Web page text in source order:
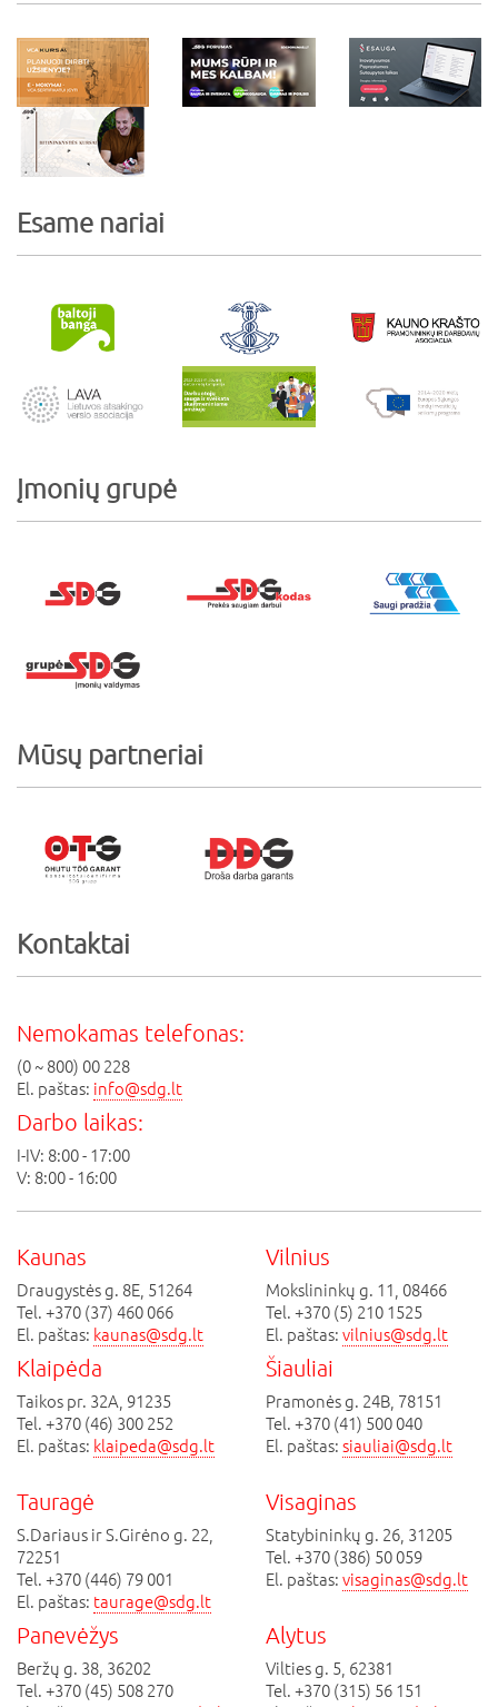
Esame nariai
Įmonių grupė
Mūsų partneriai
Kontaktai
Nemokamas telefonas:
(0 ~ 800) 00 228
El. paštas: info@sdg.lt
Darbo laikas:
I-IV: 8:00 - 17:00
V: 8:00 - 16:00
Kaunas
Draugystės g. 8E, 51264
Tel. +370 (37) 460 066
El. paštas: kaunas@sdg.lt
Vilnius
Mokslininkų g. 11, 08466
Tel. +370 (5) 210 1525
El. paštas:vilnius@sdg.lt
Klaipėda
Taikos pr. 32A, 91235
Tel. +370 (46) 300 252
El. paštas: klaipeda@sdg.lt
Šiauliai
Pramonės g. 24B, 78151
Tel. +370 (41) 500 040
El. paštas:siauliai@sdg.lt
Tauragė
S.Dariaus ir S.Girėno g. 22,
72251
Tel. +370 (446) 79 001
El. paštas: taurage@sdg.lt
Visaginas
Statybininkų g. 26, 31205
Tel. +370 (386) 50 059
El. paštas:visaginas@sdg.lt
Panevėžys
Beržų g. 38, 36202
Tel. +370 (45) 508 270
Alytus
Vilties g. 5, 62381
Tel. +370 (315) 56 151